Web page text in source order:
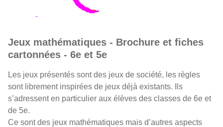
Jeux mathématiques - Brochure et fiches
cartonnées - 6e et 5e
Les jeux présentés sont des jeux de société, les règles
sont librement inspirées de jeux déjà existants. Ils
s’adressent en particulier aux élèves des classes de 6e et
de 5e.
Ce sont des jeux mathématiques mais d’autres aspects